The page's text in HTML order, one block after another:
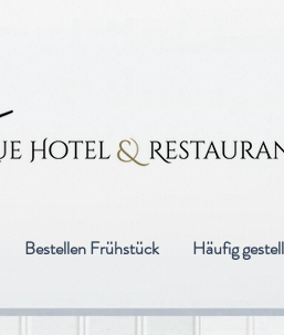
Bestellen Frühstück Häufig